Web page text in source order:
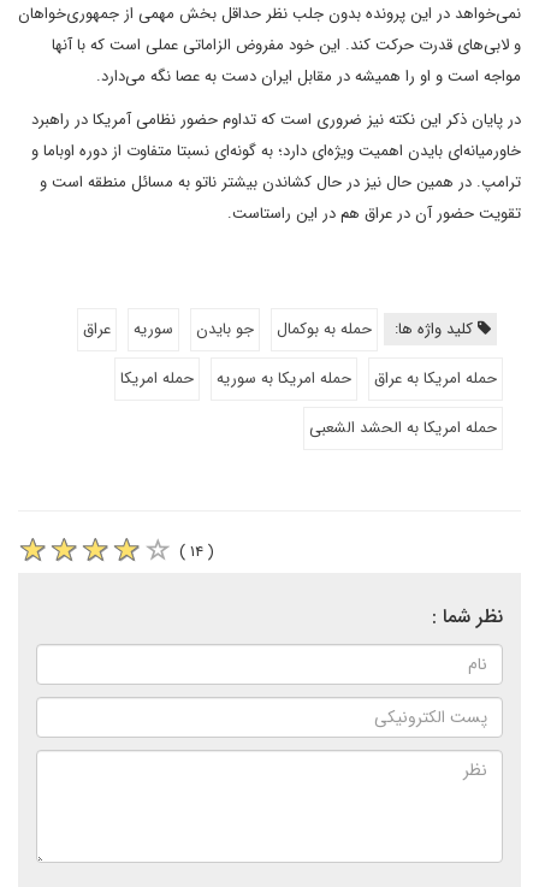
نمی‌خواهد در این پرونده بدون جلب نظر حداقل بخش مهمی از جمهوری‌خواهان
و لابی‌های قدرت حرکت کند. این خود مفروض الزاماتی عملی است که با آنها
مواجه است و او را همیشه در مقابل ایران دست به عصا نگه می‌دارد.
در پایان ذکر این نکته نیز ضروری است که تداوم حضور نظامی آمریکا در راهبرد
خاورمیانه‌ای بایدن اهمیت ویژه‌ای دارد؛ به گونه‌ای نسبتا متفاوت از دوره اوباما و
ترامپ. در همین حال نیز در حال کشاندن بیشتر ناتو به مسائل منطقه است و
تقویت حضور آن در عراق هم در این راستاست.
کلید واژه ها: حمله به بوکمال جو بایدن سوریه
عراق
حمله امریکا به عراق
حمله امریکا به سوریه
حمله امریکا
حمله امریکا به الحشد الشعبی
( ۱۴ )
نظر شما :